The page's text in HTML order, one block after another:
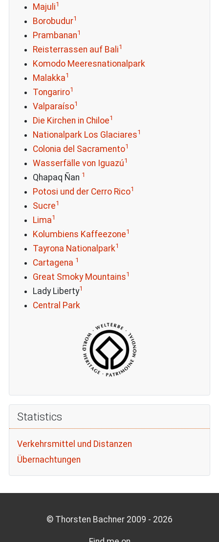
Majuli1
Borobudur1
Prambanan1
Reisterrassen auf Bali1
Komodo Meeresnationalpark
Malakka1
Tongariro1
Valparaíso1
Die Kirchen in Chiloe1
Nationalpark Los Glaciares1
Colonia del Sacramento1
Wasserfälle von Iguazú1
Qhapaq Ñan 1
Potosi und der Cerro Rico1
Sucre1
Lima1
Kolumbiens Kaffeezone1
Tayrona Nationalpark1
Cartagena 1
Great Smoky Mountains1
Lady Liberty1
Central Park
Statistics
Verkehrsmittel und Distanzen
Übernachtungen
© Thorsten Bachner 2009 - 2026